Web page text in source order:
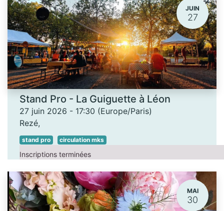
JUIN
27
Stand Pro - La Guiguette à Léon
27 juin 2026 - 17:30 (Europe/Paris)
Rezé,
stand pro circulation mks
Inscriptions terminées
MAI
30